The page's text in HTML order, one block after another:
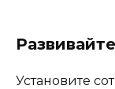
Установите